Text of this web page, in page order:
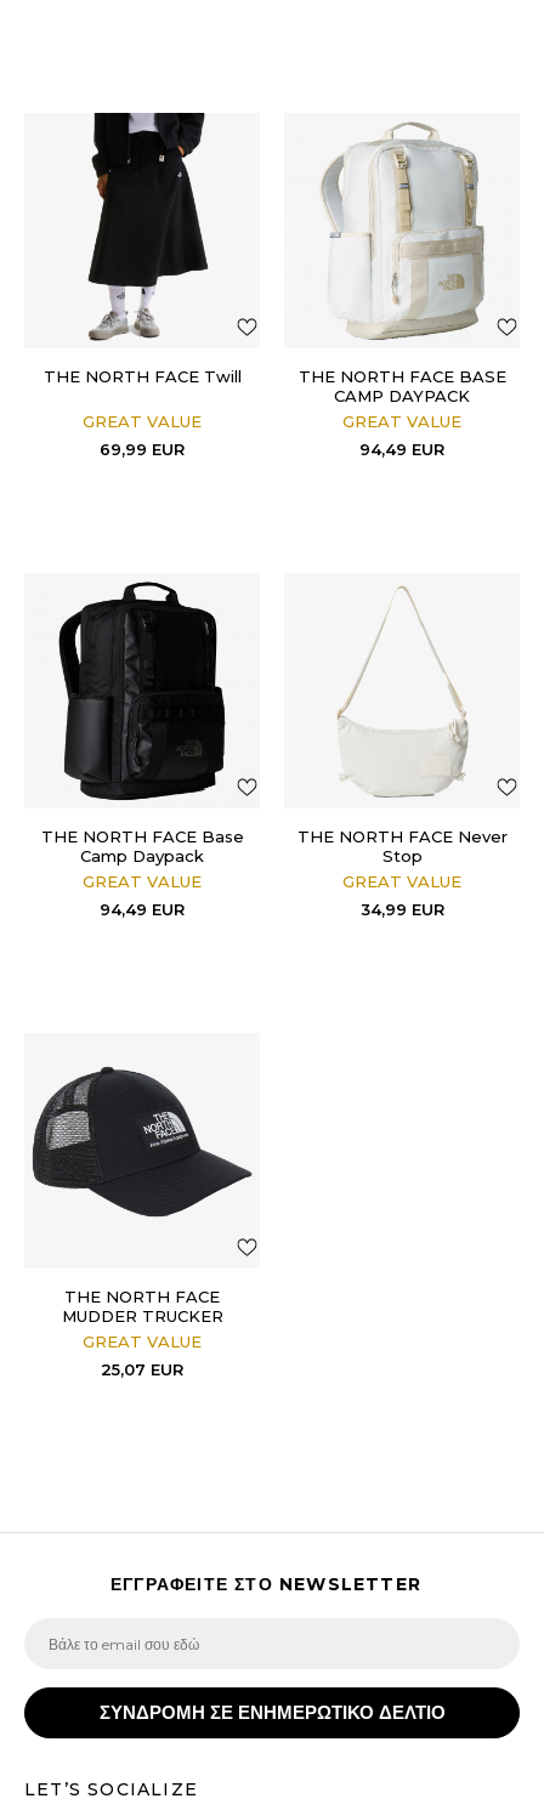
THE NORTH FACE Twill
GREAT VALUE
69,99 EUR
THE NORTH FACE BASE
CAMP DAYPACK
GREAT VALUE
94,49 EUR
THE NORTH FACE Base
Camp Daypack
GREAT VALUE
94,49 EUR
THE NORTH FACE Never
Stop
GREAT VALUE
34,99 EUR
THE NORTH FACE
MUDDER TRUCKER
GREAT VALUE
25,07 EUR
ΕΓΓΡΑΦΕΙΤΕ ΣΤΟ NEWSLETTER
ΣΥΝΔΡΟΜΗ ΣΕ ΕΝΗΜΕΡΩΤΙΚΟ ΔΕΛΤΙΟ
LET’S SOCIALIZE